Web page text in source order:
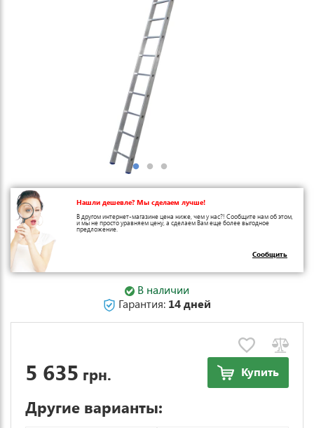
Нашли дешевле? Мы сделаем лучше!
В другом интернет-магазине цена ниже, чем у нас?! Сообщите нам об этом,
и мы не просто уравняем цену, а сделаем Вам еще более выгодное
предложение.
Сообщить
В наличии
Гарантия: 14 дней
5 635 грн. Купить
Другие варианты: